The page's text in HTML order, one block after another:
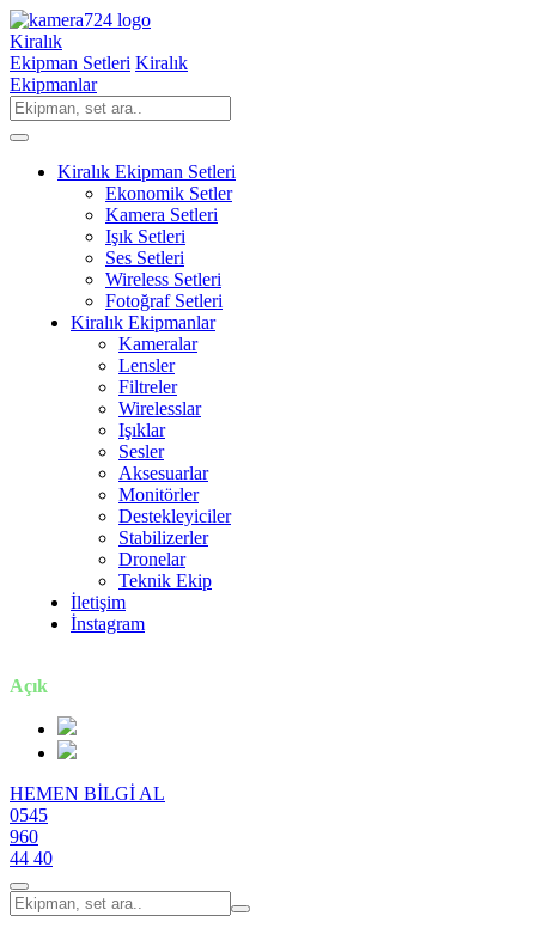
Kiralık
Ekipman Setleri Kiralık
Ekipmanlar
Kiralık Ekipman Setleri
Ekonomik Setler
Kamera Setleri
Işık Setleri
Ses Setleri
Wireless Setleri
Fotoğraf Setleri
Kiralık Ekipmanlar
Kameralar
Lensler
Filtreler
Wirelesslar
Işıklar
Sesler
Aksesuarlar
Monitörler
Destekleyiciler
Stabilizerler
Dronelar
Teknik Ekip
İletişim
İnstagram
Açık
HEMEN BİLGİ AL
0545
960
44 40